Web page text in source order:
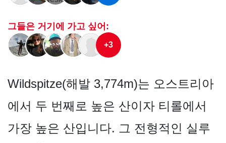
그들은 거기에 가고 싶어:
+3
Wildspitze(해발 3,774m)는 오스트리아
에서 두 번째로 높은 산이자 티롤에서
가장 높은 산입니다. 그 전형적인 실루